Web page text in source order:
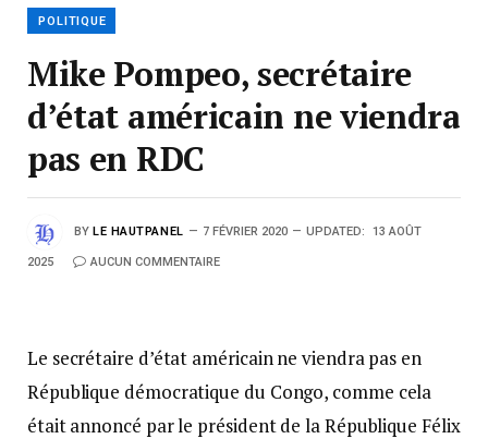
POLITIQUE
Mike Pompeo, secrétaire
d’état américain ne viendra
pas en RDC
BY LE HAUTPANEL 7 FÉVRIER 2020 UPDATED: 13 AOÛT
2025 AUCUN COMMENTAIRE
Le secrétaire d’état américain ne viendra pas en
République démocratique du Congo, comme cela
était annoncé par le président de la République Félix